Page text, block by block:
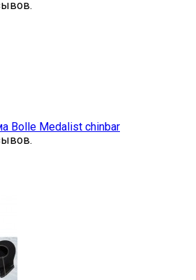
Bolle Medalist chinbar